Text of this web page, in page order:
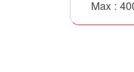
Max :